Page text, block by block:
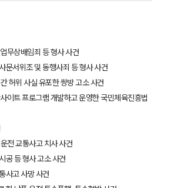
무상배임죄 등 형사 사건
문서위조 및 동행사죄 등 형사 사건
허위 사실 유포한 쌍방 고소 사건
이트 프로그램 개발하고 운영한 국민체육진흥법
전 교통사고 치사 사건
공 등 형사 고소 사건
사고 사망 사건